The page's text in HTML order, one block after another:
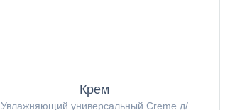
Крем
Увлажняющий универсальный Creme д/